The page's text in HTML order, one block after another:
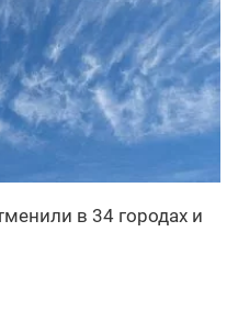
в 34 городах и